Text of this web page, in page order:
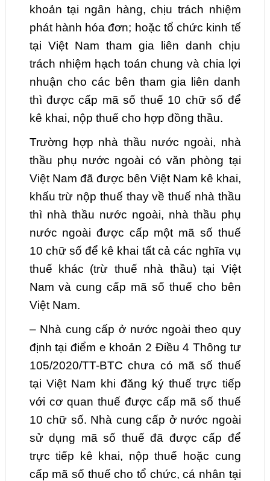
khoản tại ngân hàng, chịu trách nhiệm
phát hành hóa đơn; hoặc tổ chức kinh tế
tại Việt Nam tham gia liên danh chịu
trách nhiệm hạch toán chung và chia lợi
nhuận cho các bên tham gia liên danh
thì được cấp mã số thuế 10 chữ số để
kê khai, nộp thuế cho hợp đồng thầu.
Trường hợp nhà thầu nước ngoài, nhà
thầu phụ nước ngoài có văn phòng tại
Việt Nam đã được bên Việt Nam kê khai,
khấu trừ nộp thuế thay về thuế nhà thầu
thì nhà thầu nước ngoài, nhà thầu phụ
nước ngoài được cấp một mã số thuế
10 chữ số để kê khai tất cả các nghĩa vụ
thuế khác (trừ thuế nhà thầu) tại Việt
Nam và cung cấp mã số thuế cho bên
Việt Nam.
– Nhà cung cấp ở nước ngoài theo quy
định tại điểm e khoản 2 Điều 4 Thông tư
105/2020/TT-BTC chưa có mã số thuế
tại Việt Nam khi đăng ký thuế trực tiếp
với cơ quan thuế được cấp mã số thuế
10 chữ số. Nhà cung cấp ở nước ngoài
sử dụng mã số thuế đã được cấp để
trực tiếp kê khai, nộp thuế hoặc cung
cấp mã số thuế cho tổ chức, cá nhân tại